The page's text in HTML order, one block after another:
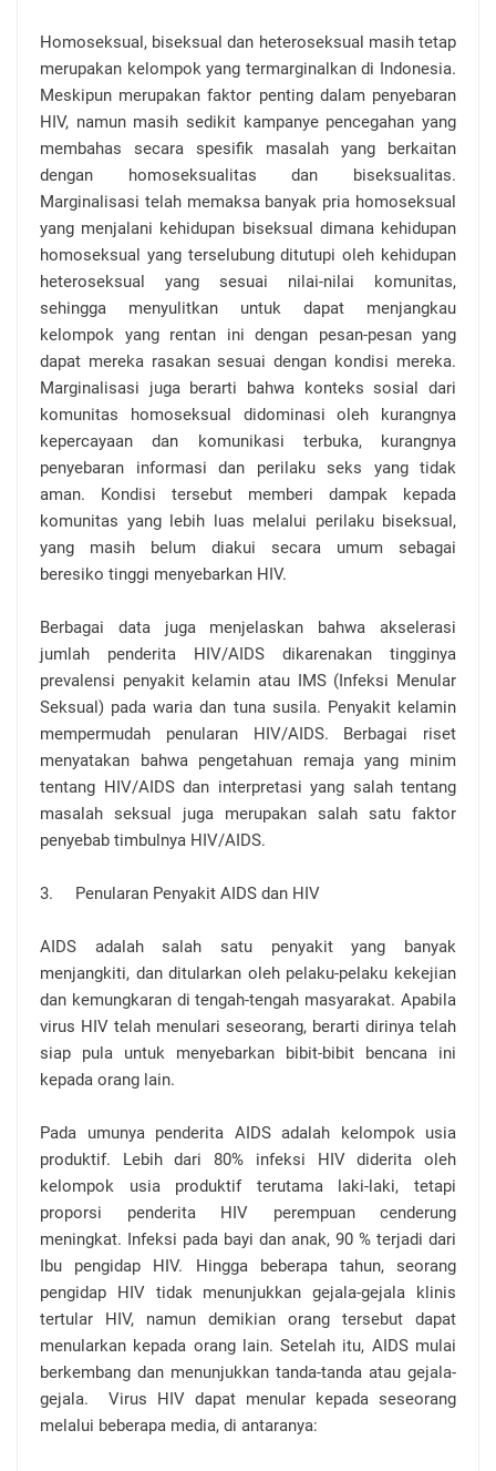
Homoseksual, biseksual dan heteroseksual masih tetap
merupakan kelompok yang termarginalkan di Indonesia.
Meskipun merupakan faktor penting dalam penyebaran
HIV, namun masih sedikit kampanye pencegahan yang
membahas secara spesifik masalah yang berkaitan
dengan homoseksualitas dan biseksualitas.
Marginalisasi telah memaksa banyak pria homoseksual
yang menjalani kehidupan biseksual dimana kehidupan
homoseksual yang terselubung ditutupi oleh kehidupan
heteroseksual yang sesuai nilai-nilai komunitas,
sehingga menyulitkan untuk dapat menjangkau
kelompok yang rentan ini dengan pesan-pesan yang
dapat mereka rasakan sesuai dengan kondisi mereka.
Marginalisasi juga berarti bahwa konteks sosial dari
komunitas homoseksual didominasi oleh kurangnya
kepercayaan dan komunikasi terbuka, kurangnya
penyebaran informasi dan perilaku seks yang tidak
aman. Kondisi tersebut memberi dampak kepada
komunitas yang lebih luas melalui perilaku biseksual,
yang masih belum diakui secara umum sebagai
beresiko tinggi menyebarkan HIV.
Berbagai data juga menjelaskan bahwa akselerasi
jumlah penderita HIV/AIDS dikarenakan tingginya
prevalensi penyakit kelamin atau IMS (Infeksi Menular
Seksual) pada waria dan tuna susila. Penyakit kelamin
mempermudah penularan HIV/AIDS. Berbagai riset
menyatakan bahwa pengetahuan remaja yang minim
tentang HIV/AIDS dan interpretasi yang salah tentang
masalah seksual juga merupakan salah satu faktor
penyebab timbulnya HIV/AIDS.
3. Penularan Penyakit AIDS dan HIV
AIDS adalah salah satu penyakit yang banyak
menjangkiti, dan ditularkan oleh pelaku-pelaku kekejian
dan kemungkaran di tengah-tengah masyarakat. Apabila
virus HIV telah menulari seseorang, berarti dirinya telah
siap pula untuk menyebarkan bibit-bibit bencana ini
kepada orang lain.
Pada umunya penderita AIDS adalah kelompok usia
produktif. Lebih dari 80% infeksi HIV diderita oleh
kelompok usia produktif terutama laki-laki, tetapi
proporsi penderita HIV perempuan cenderung
meningkat. Infeksi pada bayi dan anak, 90 % terjadi dari
Ibu pengidap HIV. Hingga beberapa tahun, seorang
pengidap HIV tidak menunjukkan gejala-gejala klinis
tertular HIV, namun demikian orang tersebut dapat
menularkan kepada orang lain. Setelah itu, AIDS mulai
berkembang dan menunjukkan tanda-tanda atau gejala-
gejala. Virus HIV dapat menular kepada seseorang
melalui beberapa media, di antaranya: